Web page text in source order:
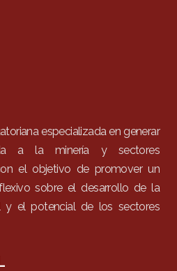
especializada en generar
a la minería y sectores
el objetivo de promover un
sobre el desarrollo de la
y el potencial de los sectores